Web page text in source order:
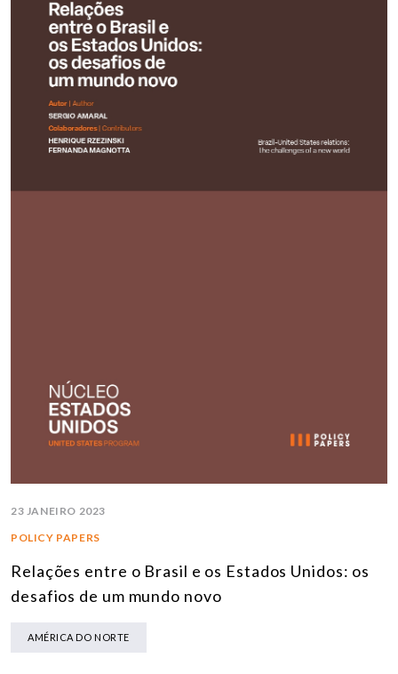
23 JANEIRO 2023
POLICY PAPERS
Relações entre o Brasil e os Estados Unidos: os
desafios de um mundo novo
AMÉRICA DO NORTE